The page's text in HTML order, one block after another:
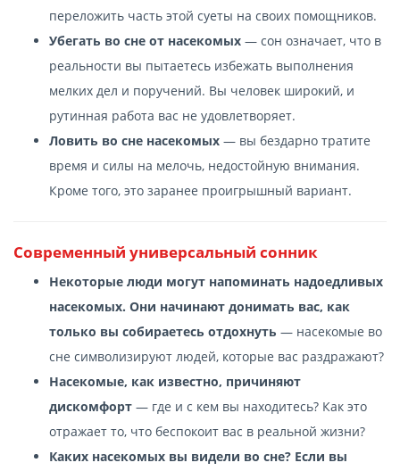
переложить часть этой суеты на своих помощников.
Убегать во сне от насекомых — сон означает, что в
реальности вы пытаетесь избежать выполнения
мелких дел и поручений. Вы человек широкий, и
рутинная работа вас не удовлетворяет.
Ловить во сне насекомых — вы бездарно тратите
время и силы на мелочь, недостойную внимания.
Кроме того, это заранее проигрышный вариант.
Современный универсальный сонник
Некоторые люди могут напоминать надоедливых
насекомых. Они начинают донимать вас, как
только вы собираетесь отдохнуть — насекомые во
сне символизируют людей, которые вас раздражают?
Насекомые, как известно, причиняют
дискомфорт — где и с кем вы находитесь? Как это
отражает то, что беспокоит вас в реальной жизни?
Каких насекомых вы видели во сне? Если вы